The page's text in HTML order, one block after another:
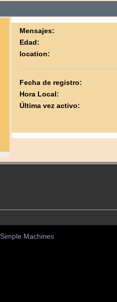
Mensajes:
Edad:
location:
Fecha de registro:
Hora Local:
Última vez activo:
Simple Machines